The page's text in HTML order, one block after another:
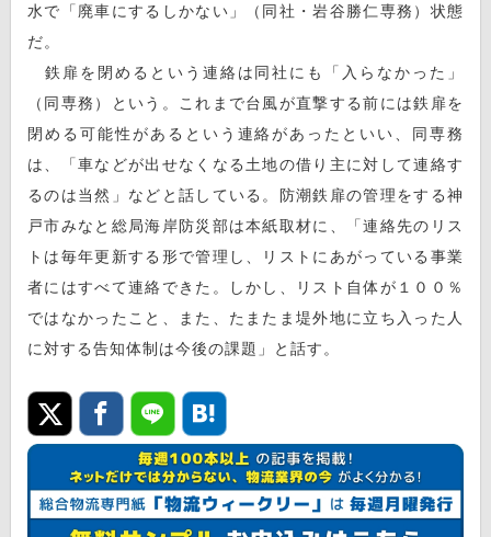
水で「廃車にするしかない」（同社・岩谷勝仁専務）状態
だ。
鉄扉を閉めるという連絡は同社にも「入らなかった」
（同専務）という。これまで台風が直撃する前には鉄扉を
閉める可能性があるという連絡があったといい、同専務
は、「車などが出せなくなる土地の借り主に対して連絡す
るのは当然」などと話している。防潮鉄扉の管理をする神
戸市みなと総局海岸防災部は本紙取材に、「連絡先のリス
トは毎年更新する形で管理し、リストにあがっている事業
者にはすべて連絡できた。しかし、リスト自体が１００％
ではなかったこと、また、たまたま堤外地に立ち入った人
に対する告知体制は今後の課題」と話す。